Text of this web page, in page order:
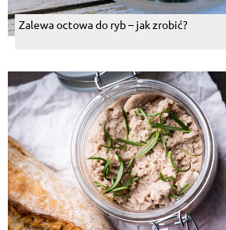
Zalewa octowa do ryb – jak zrobić?